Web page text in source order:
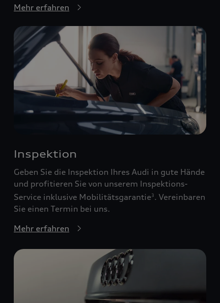
Mehr erfahren
Inspektion
Geben Sie die Inspektion Ihres Audi in gute Hände
und profitieren Sie von unserem Inspektions-
Service inklusive Mobilitätsgarantie3 . Vereinbaren
Sie einen Termin bei uns.
Mehr erfahren